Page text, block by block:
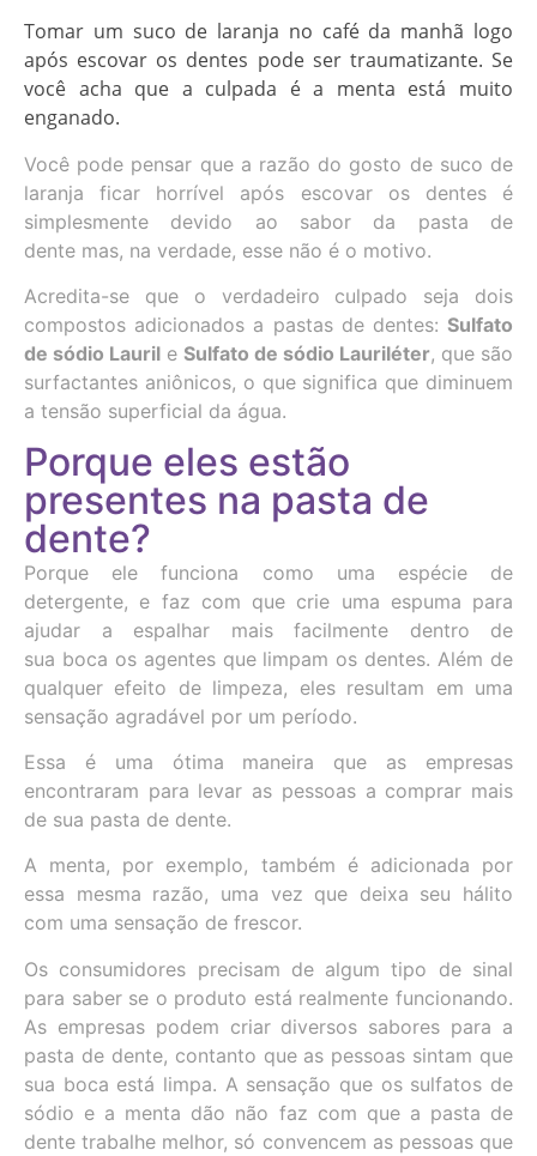
Tomar um suco de laranja no café da manhã logo
após escovar os dentes pode ser traumatizante. Se
você acha que a culpada é a menta está muito
enganado.
Você pode pensar que a razão do gosto de suco de
laranja ficar horrível após escovar os dentes é
simplesmente devido ao sabor da pasta de
dente mas, na verdade, esse não é o motivo.
Acredita-se que o verdadeiro culpado seja dois
compostos adicionados a pastas de dentes: Sulfato
de sódio Lauril e Sulfato de sódio Lauriléter, que são
surfactantes aniônicos, o que significa que diminuem
a tensão superficial da água.
Porque eles estão
presentes na pasta de
dente?
Porque ele funciona como uma espécie de
detergente, e faz com que crie uma espuma para
ajudar a espalhar mais facilmente dentro de
sua boca os agentes que limpam os dentes. Além de
qualquer efeito de limpeza, eles resultam em uma
sensação agradável por um período.
Essa é uma ótima maneira que as empresas
encontraram para levar as pessoas a comprar mais
de sua pasta de dente.
A menta, por exemplo, também é adicionada por
essa mesma razão, uma vez que deixa seu hálito
com uma sensação de frescor.
Os consumidores precisam de algum tipo de sinal
para saber se o produto está realmente funcionando.
As empresas podem criar diversos sabores para a
pasta de dente, contanto que as pessoas sintam que
sua boca está limpa. A sensação que os sulfatos de
sódio e a menta dão não faz com que a pasta de
dente trabalhe melhor, só convencem as pessoas que